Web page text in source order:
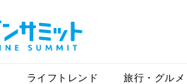
ライフトレンド 旅行・グルメ